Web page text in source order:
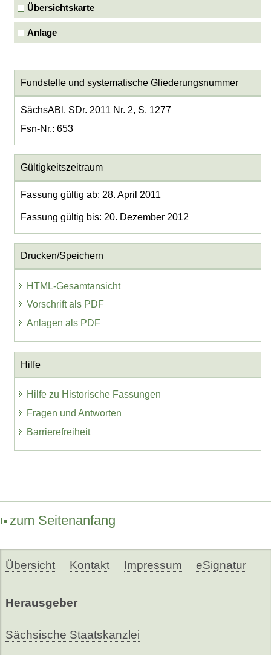
Übersichtskarte
Anlage
Fundstelle und systematische Gliederungsnummer
SächsABl. SDr. 2011 Nr. 2, S. 1277
Fsn-Nr.: 653
Gültigkeitszeitraum
Fassung gültig ab: 28. April 2011
Fassung gültig bis: 20. Dezember 2012
Drucken/Speichern
HTML-Gesamtansicht
Vorschrift als PDF
Anlagen als PDF
Hilfe
Hilfe zu Historische Fassungen
Fragen und Antworten
Barrierefreiheit
zum Seitenanfang
Übersicht Kontakt Impressum eSignatur
Herausgeber
Sächsische Staatskanzlei